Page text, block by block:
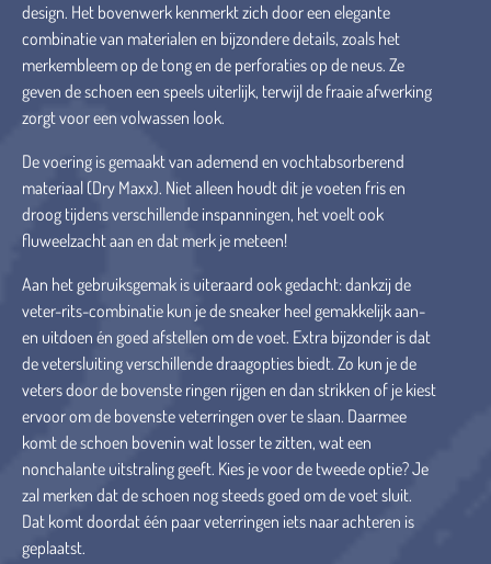
design. Het bovenwerk kenmerkt zich door een elegante
combinatie van materialen en bijzondere details, zoals het
merkembleem op de tong en de perforaties op de neus. Ze
geven de schoen een speels uiterlijk, terwijl de fraaie afwerking
zorgt voor een volwassen look.
De voering is gemaakt van ademend en vochtabsorberend
materiaal (Dry Maxx). Niet alleen houdt dit je voeten fris en
droog tijdens verschillende inspanningen, het voelt ook
fluweelzacht aan en dat merk je meteen!
Aan het gebruiksgemak is uiteraard ook gedacht: dankzij de
veter-rits-combinatie kun je de sneaker heel gemakkelijk aan-
en uitdoen én goed afstellen om de voet. Extra bijzonder is dat
de vetersluiting verschillende draagopties biedt. Zo kun je de
veters door de bovenste ringen rijgen en dan strikken of je kiest
ervoor om de bovenste veterringen over te slaan. Daarmee
komt de schoen bovenin wat losser te zitten, wat een
nonchalante uitstraling geeft. Kies je voor de tweede optie? Je
zal merken dat de schoen nog steeds goed om de voet sluit.
Dat komt doordat één paar veterringen iets naar achteren is
geplaatst.